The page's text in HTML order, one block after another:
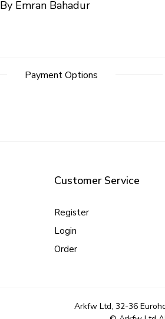
By Emran Bahadur
Payment Options
Customer Service
Register
Login
Order
Arkfw Ltd, 32-36